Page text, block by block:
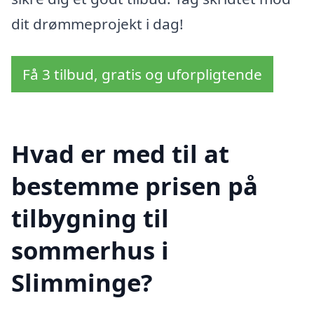
dit drømmeprojekt i dag!
Få 3 tilbud, gratis og uforpligtende
Hvad er med til at
bestemme prisen på
tilbygning til
sommerhus i
Slimminge?